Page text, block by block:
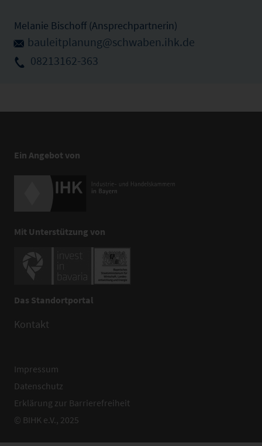
Melanie Bischoff (Ansprechpartnerin)
bauleitplanung@schwaben.ihk.de
08213162-363
Ein Angebot von
Mit Unterstützung von
Das Standortportal
Kontakt
Impressum
Datenschutz
Erklärung zur Barrierefreiheit
© BIHK e.V., 2025